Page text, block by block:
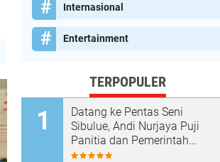
Internasional
Entertainment
TERPOPULER
Datang ke Pentas Seni
Sibulue, Andi Nurjaya Puji
Panitia dan Pemerintah
Kecamatan